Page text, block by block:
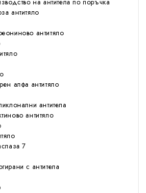
на антитела по поръчка
антитяло
антитяло
алфа антитяло
антитела
антитяло
7
с антитела